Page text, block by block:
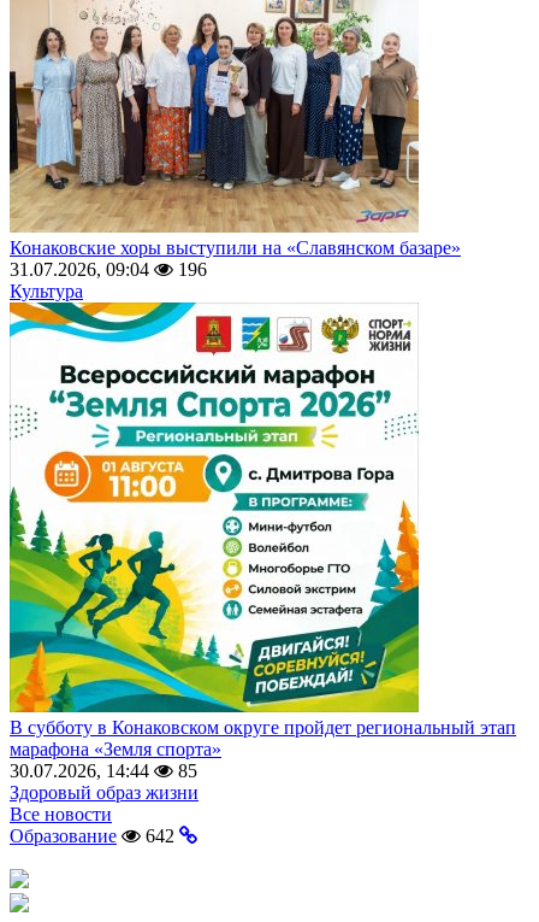
Конаковские хоры выступили на «Славянском базаре»
31.07.2026, 09:04
196
Культура
В субботу в Конаковском округе пройдет региональный этап
марафона «Земля спорта»
30.07.2026, 14:44
85
Здоровый образ жизни
Все новости
Образование
642